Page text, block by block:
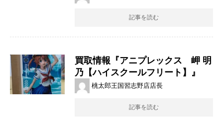
記事を読む
買取情報『アニプレックス 岬 ​明
乃【ハイスクールフリート】』
桃太郎王国習志野店店長
記事を読む